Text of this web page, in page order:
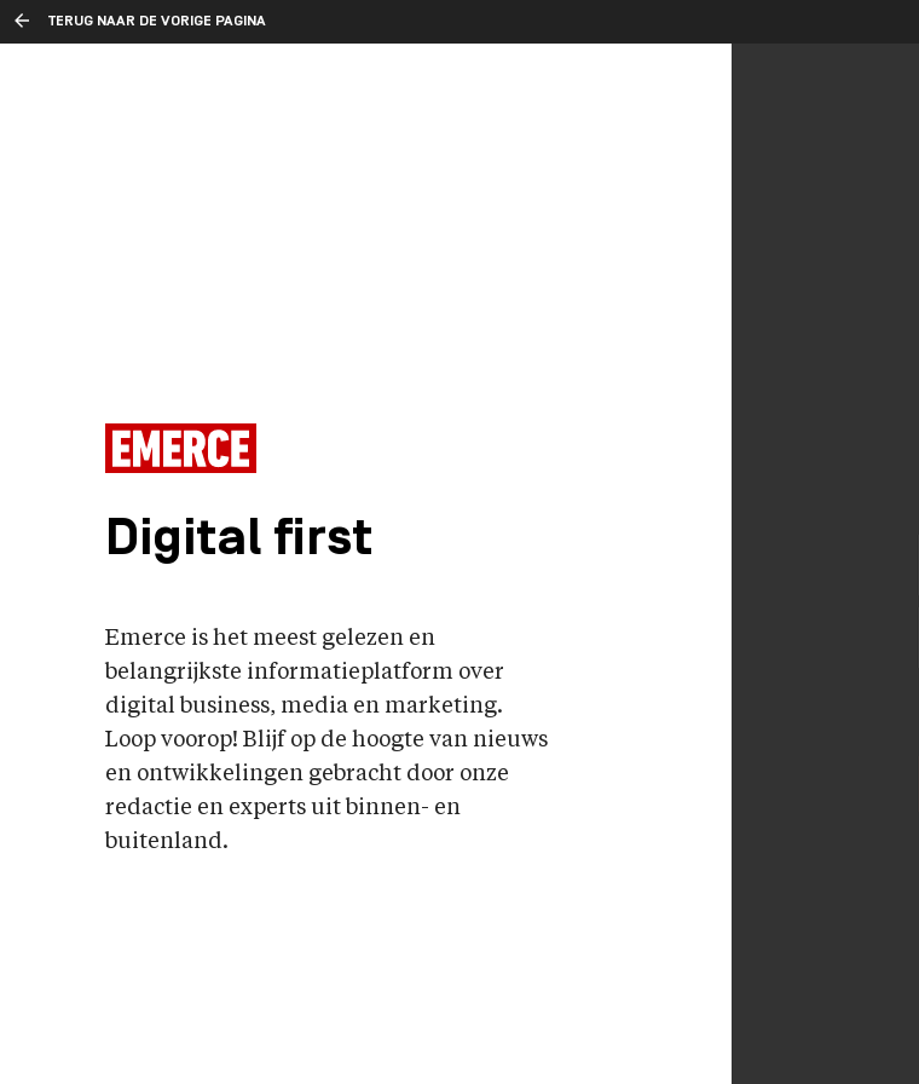
TERUG NAAR DE VORIGE PAGINA
Digital first
Emerce is het meest gelezen en
belangrijkste informatieplatform over
digital business, media en marketing.
Loop voorop! Blijf op de hoogte van nieuws
en ontwikkelingen gebracht door onze
redactie en experts uit binnen- en
buitenland.